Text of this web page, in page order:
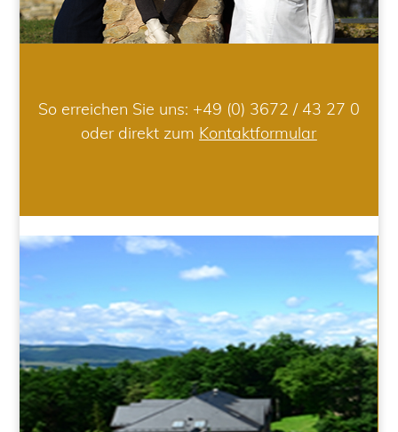
So erreichen Sie uns: +49 (0) 3672 / 43 27 0
oder direkt zum Kontaktformular
HOTEL